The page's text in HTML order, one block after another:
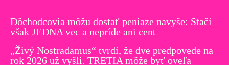
Dôchodcovia môžu dostať peniaze navyše: Stačí
však JEDNA vec a nepríde ani cent
„Živý Nostradamus“ tvrdí, že dve predpovede na
rok 2026 už vyšli. TRETIA môže byť oveľa